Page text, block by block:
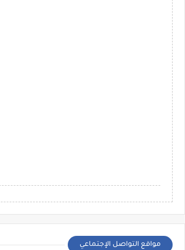
مواقع التواصل الإجتماعي